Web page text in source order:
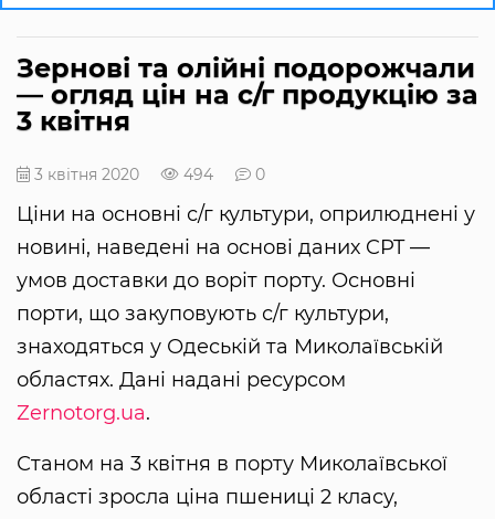
Зернові та олійні подорожчали
— огляд цін на с/г продукцію за
3 квітня
3 квітня 2020 494 0
Ціни на основні с/г культури, оприлюднені у
новині, наведені на основі даних CPT —
умов доставки до воріт порту. Основні
порти, що закуповують с/г культури,
знаходяться у Одеській та Миколаївській
областях. Дані надані ресурсом
Zernotorg.ua.
Станом на 3 квітня в порту Миколаївської
області зросла ціна пшениці 2 класу,